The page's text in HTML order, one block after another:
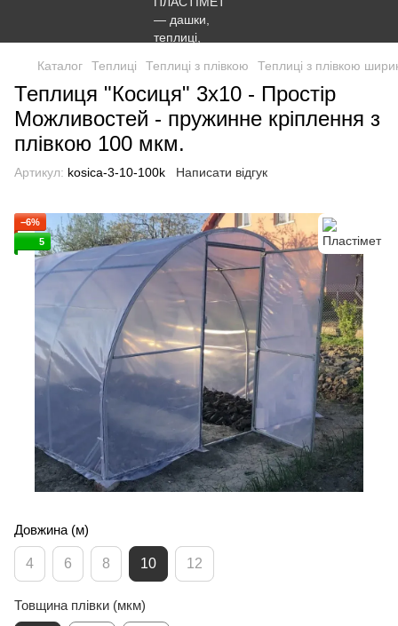
Каталог Теплиці Теплиці з плівкою Теплиці з плівкою
Теплиця "Косиця" 3х10 - Простір
Можливостей - пружинне кріплення з
плівкою 100 мкм.
Артикул: kosica-3-10-100k Написати відгук
−6%
5
Довжина (м)
4 6 8 10 12
Товщина плівки (мкм)